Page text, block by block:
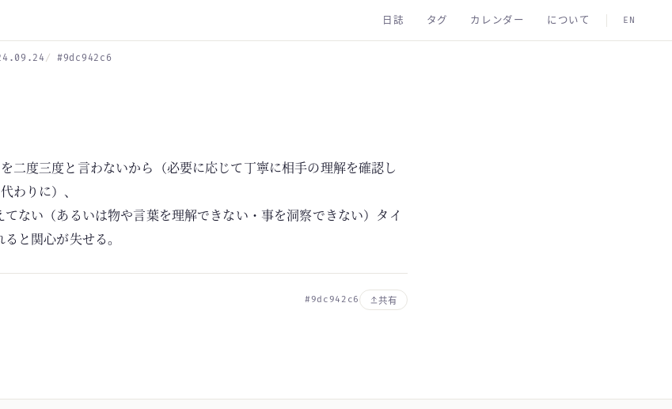
日誌 タグ カレンダー について EN
#9dc942c6
二度三度と言わないから（必要に応じて丁寧に相手の理解を確認し
わりに）、
ない（あるいは物や言葉を理解できない・事を洞察できない）タイ
と関心が失せる。
#9dc942c6 共有